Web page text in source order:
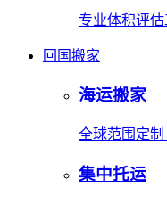
专业体积评
回国搬家
海运搬家
全球范围定
集中托运